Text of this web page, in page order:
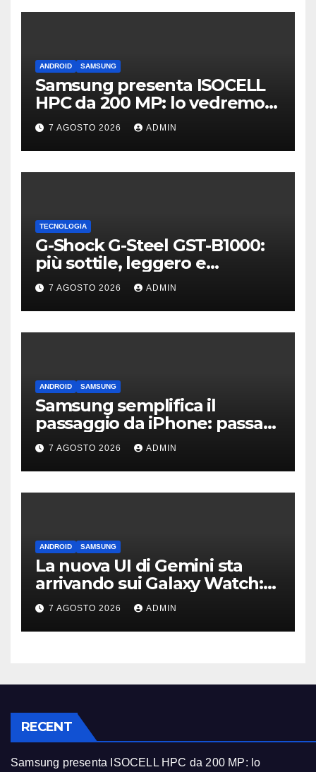
ANDROID SAMSUNG
Samsung presenta ISOCELL
HPC da 200 MP: lo vedremo
sui Galaxy S27?
7 AGOSTO 2026 ADMIN
TECNOLOGIA
G-Shock G-Steel GST-B1000:
più sottile, leggero e
connesso
7 AGOSTO 2026 ADMIN
ANDROID SAMSUNG
Samsung semplifica il
passaggio da iPhone: passa
WhatsApp e c’è l’assistenza
7 AGOSTO 2026 ADMIN
ANDROID SAMSUNG
La nuova UI di Gemini sta
arrivando sui Galaxy Watch:
primi avvistamenti
7 AGOSTO 2026 ADMIN
RECENT
Samsung presenta ISOCELL HPC da 200 MP: lo